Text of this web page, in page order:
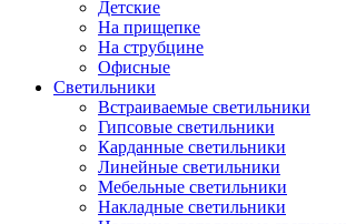
Детские
На прищепке
На струбцине
Офисные
Светильники
Встраиваемые светильники
Гипсовые светильники
Карданные светильники
Линейные светильники
Мебельные светильники
Накладные светильники